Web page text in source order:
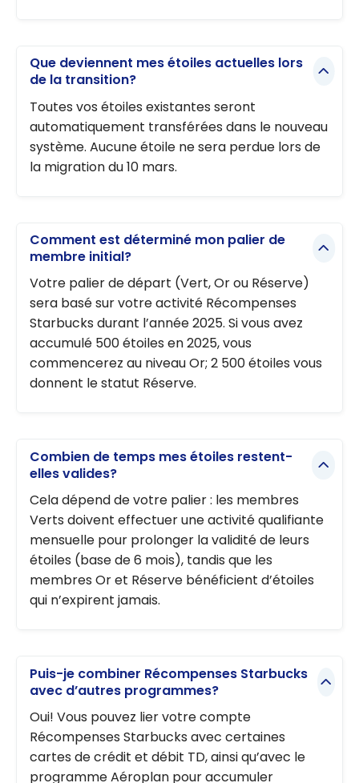
Que deviennent mes étoiles actuelles lors
de la transition?
Toutes vos étoiles existantes seront
automatiquement transférées dans le nouveau
système. Aucune étoile ne sera perdue lors de
la migration du 10 mars.
Comment est déterminé mon palier de
membre initial?
Votre palier de départ (Vert, Or ou Réserve)
sera basé sur votre activité Récompenses
Starbucks durant l’année 2025. Si vous avez
accumulé 500 étoiles en 2025, vous
commencerez au niveau Or; 2 500 étoiles vous
donnent le statut Réserve.
Combien de temps mes étoiles restent-
elles valides?
Cela dépend de votre palier : les membres
Verts doivent effectuer une activité qualifiante
mensuelle pour prolonger la validité de leurs
étoiles (base de 6 mois), tandis que les
membres Or et Réserve bénéficient d’étoiles
qui n’expirent jamais.
Puis-je combiner Récompenses Starbucks
avec d’autres programmes?
Oui! Vous pouvez lier votre compte
Récompenses Starbucks avec certaines
cartes de crédit et débit TD, ainsi qu’avec le
programme Aéroplan pour accumuler